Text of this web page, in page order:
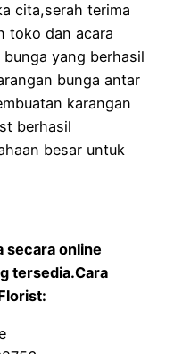
cita,serah terima
toko dan acara
yang berhasil
bunga antar
karangan
berhasil
besar untuk
secara online
tersedia.Cara